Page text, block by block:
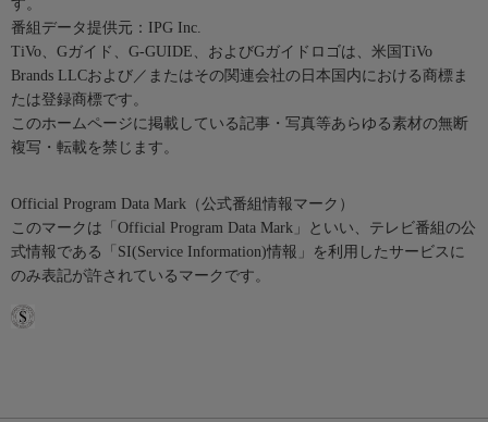
す。
番組データ提供元：IPG Inc.
TiVo、Gガイド、G-GUIDE、およびGガイドロゴは、米国TiVo
Brands LLCおよび／またはその関連会社の日本国内における商標ま
たは登録商標です。
このホームページに掲載している記事・写真等あらゆる素材の無断
複写・転載を禁じます。
Official Program Data Mark（公式番組情報マーク）
このマークは「Official Program Data Mark」といい、テレビ番組の公
式情報である「SI(Service Information)情報」を利用したサービスに
のみ表記が許されているマークです。